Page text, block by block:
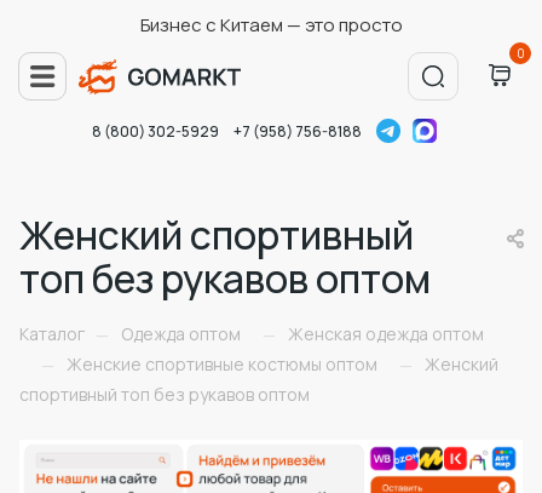
Бизнес с Китаем — это просто
0
8 (800) 302-5929 +7 (958) 756-8188
Женский спортивный
топ без рукавов оптом
Каталог — Одежда оптом —
Женская одежда оптом
—
Женские спортивные костюмы оптом —
Женский
спортивный топ без рукавов оптом